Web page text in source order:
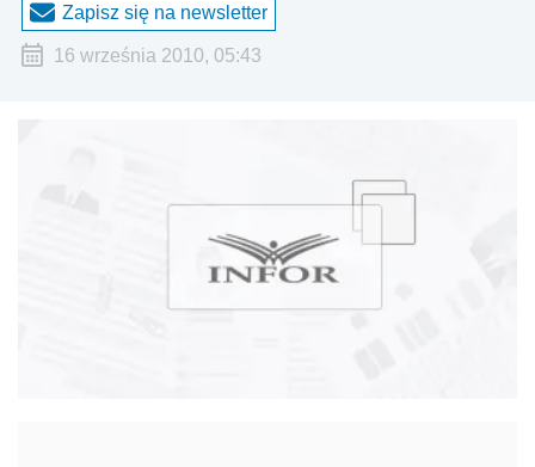
Zapisz się na newsletter
16 września 2010, 05:43